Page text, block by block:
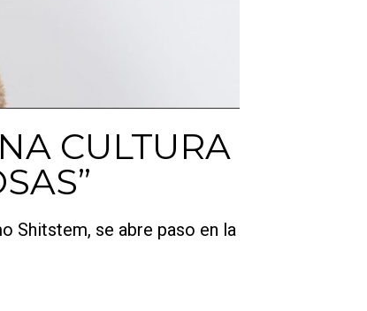
CULTURA
Shitstem, se abre paso en la